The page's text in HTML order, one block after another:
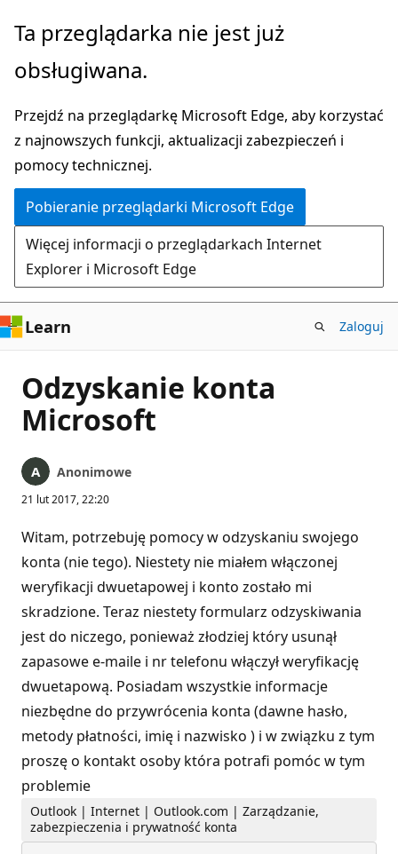
Przejdź
głównej
Ta przeglądarka nie jest już
obsługiwana.
Przejdź na przeglądarkę Microsoft Edge, aby korzystać
z najnowszych funkcji, aktualizacji zabezpieczeń i
pomocy technicznej.
Pobieranie przeglądarki Microsoft Edge
Więcej informacji o przeglądarkach Internet
Explorer i Microsoft Edge
Learn Zaloguj
Odzyskanie konta
Microsoft
Anonimowe
21 lut 2017, 22:20
Witam, potrzebuję pomocy w odzyskaniu swojego
konta (nie tego). Niestety nie miałem włączonej
weryfikacji dwuetapowej i konto zostało mi
skradzione. Teraz niestety formularz odzyskiwania
jest do niczego, ponieważ złodziej który usunął
zapasowe e-maile i nr telefonu włączył weryfikację
dwuetapową. Posiadam wszystkie informacje
niezbędne do przywrócenia konta (dawne hasło,
metody płatności, imię i nazwisko ) i w związku z tym
proszę o kontakt osoby która potrafi pomóc w tym
problemie
Outlook | Internet | Outlook.com | Zarządzanie,
zabezpieczenia i prywatność konta